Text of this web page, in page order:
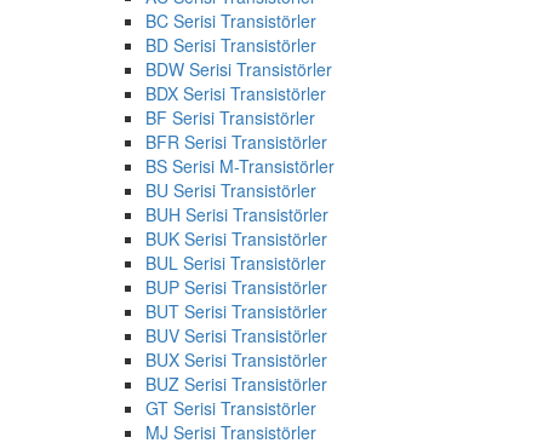
BC Serisi Transistörler
BD Serisi Transistörler
BDW Serisi Transistörler
BDX Serisi Transistörler
BF Serisi Transistörler
BFR Serisi Transistörler
BS Serisi M-Transistörler
BU Serisi Transistörler
BUH Serisi Transistörler
BUK Serisi Transistörler
BUL Serisi Transistörler
BUP Serisi Transistörler
BUT Serisi Transistörler
BUV Serisi Transistörler
BUX Serisi Transistörler
BUZ Serisi Transistörler
GT Serisi Transistörler
MJ Serisi Transistörler